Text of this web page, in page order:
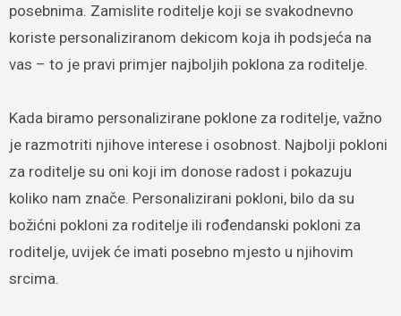
posebnima. Zamislite roditelje koji se svakodnevno
koriste personaliziranom dekicom koja ih podsjeća na
vas – to je pravi primjer najboljih poklona za roditelje.
Kada biramo personalizirane poklone za roditelje, važno
je razmotriti njihove interese i osobnost. Najbolji pokloni
za roditelje su oni koji im donose radost i pokazuju
koliko nam znače. Personalizirani pokloni, bilo da su
božićni pokloni za roditelje ili rođendanski pokloni za
roditelje, uvijek će imati posebno mjesto u njihovim
srcima.